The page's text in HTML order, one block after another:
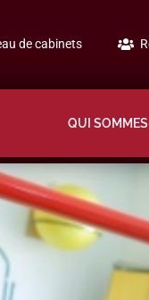
de cabinets
QUI